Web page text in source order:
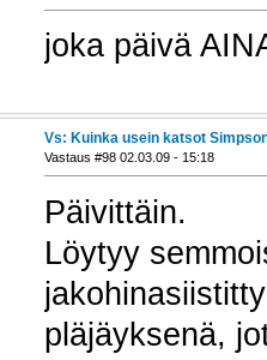
joka päivä
Vs: Kuinka usein katsot
Vastaus #98 02.03.09 - 15:18
Päivittäin.
Löytyy
pläjäyksenä,